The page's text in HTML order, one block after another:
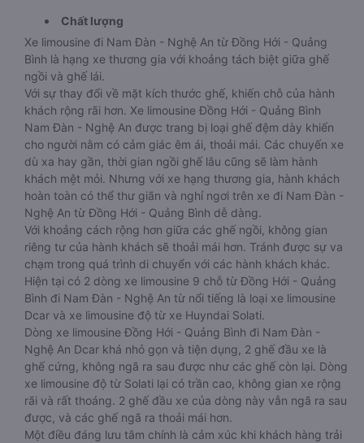
Chất lượng
Xe limousine đi Nam Đàn - Nghệ An từ Đồng Hới - Quảng
Bình là hạng xe thương gia với khoảng tách biệt giữa ghế
ngồi và ghế lái.
Với sự thay đổi về mặt kích thước ghế, khiến chỗ của hành
khách rộng rãi hơn. Xe limousine Đồng Hới - Quảng Bình
Nam Đàn - Nghệ An được trang bị loại ghế đệm dày khiến
cho người nằm có cảm giác êm ái, thoải mái. Các chuyến xe
dù xa hay gần, thời gian ngồi ghế lâu cũng sẽ làm hành
khách mệt mỏi. Nhưng với xe hạng thương gia, hành khách
hoàn toàn có thể thư giãn và nghỉ ngơi trên xe đi Nam Đàn -
Nghệ An từ Đồng Hới - Quảng Bình dễ dàng.
Với khoảng cách rộng hơn giữa các ghế ngồi, không gian
riêng tư của hành khách sẽ thoải mái hơn. Tránh được sự va
chạm trong quá trình di chuyển với các hành khách khác.
Hiện tại có 2 dòng xe limousine 9 chỗ từ Đồng Hới - Quảng
Bình đi Nam Đàn - Nghệ An từ nổi tiếng là loại xe limousine
Dcar và xe limousine độ từ xe Huyndai Solati.
Dòng xe limousine Đồng Hới - Quảng Bình đi Nam Đàn -
Nghệ An Dcar khá nhỏ gọn và tiện dụng, 2 ghế đầu xe là
ghế cứng, không ngã ra sau được như các ghế còn lại. Dòng
xe limousine độ từ Solati lại có trần cao, không gian xe rộng
rãi và rất thoáng. 2 ghế đầu xe của dòng này vẫn ngã ra sau
được, và các ghế ngã ra thoải mái hơn.
Một điều đáng lưu tâm chính là cảm xúc khi khách hàng trải